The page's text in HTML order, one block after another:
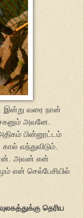
வரை நான்
அவனே.
பின்னூட்டம்
வந்துவிடும்.
அவன் என்
என் செல்பேசியில்
தெரிய